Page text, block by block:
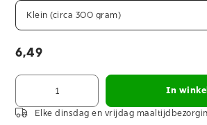
6,49
In
Elke dinsdag en vrijdag